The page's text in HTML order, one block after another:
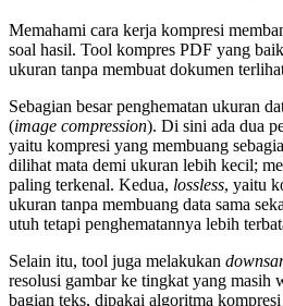
Memahami cara kerja kompresi
soal hasil. Tool kompres PDF yang
ukuran tanpa membuat dokumen
Sebagian besar penghematan ukuran
(image compression). Di sini ada dua
yaitu kompresi yang membuang
dilihat mata demi ukuran lebih kecil;
paling terkenal. Kedua, lossless, yaitu
ukuran tanpa membuang data sama
utuh tetapi penghematannya lebih
Selain itu, tool juga melakukan
resolusi gambar ke tingkat yang masih
bagian teks, dipakai algoritma kompresi